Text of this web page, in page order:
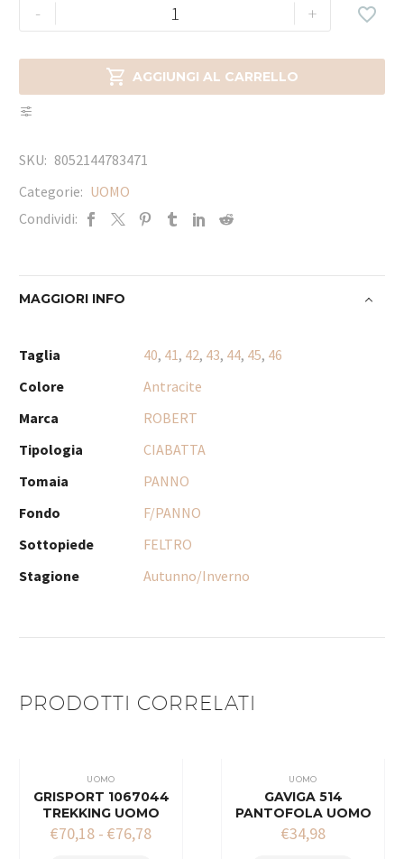
- +
 AGGIUNGI AL CARRELLO

SKU: 8052144783471
Categorie: UOMO
Condividi:
MAGGIORI INFO
Taglia 40, 41, 42, 43, 44, 45, 46
Colore
Antracite
Marca
ROBERT
Tipologia
CIABATTA
Tomaia
PANNO
Fondo
F/PANNO
Sottopiede
FELTRO
Stagione
Autunno/Inverno
PRODOTTI CORRELATI
UOMO
GRISPORT 1067044
TREKKING UOMO
€70,18 - €76,78
UOMO
GAVIGA 514
PANTOFOLA UOMO
€34,98